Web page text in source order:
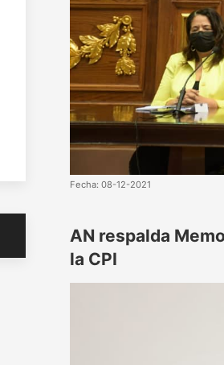
Fecha: 08-12-2021
AN respalda
la CPI